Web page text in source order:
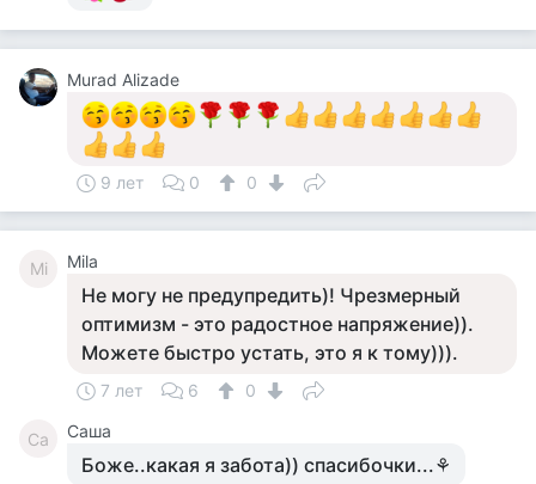
Murad Alizade
9 лет 0 0
Mi Mila
Не могу не предупредить)! Чрезмерный
оптимизм - это радостное напряжение)).
Можете быстро устать, это я к тому))).
7 лет 6 0
Са Саша
Боже..какая я забота)) спасибочки...⚘